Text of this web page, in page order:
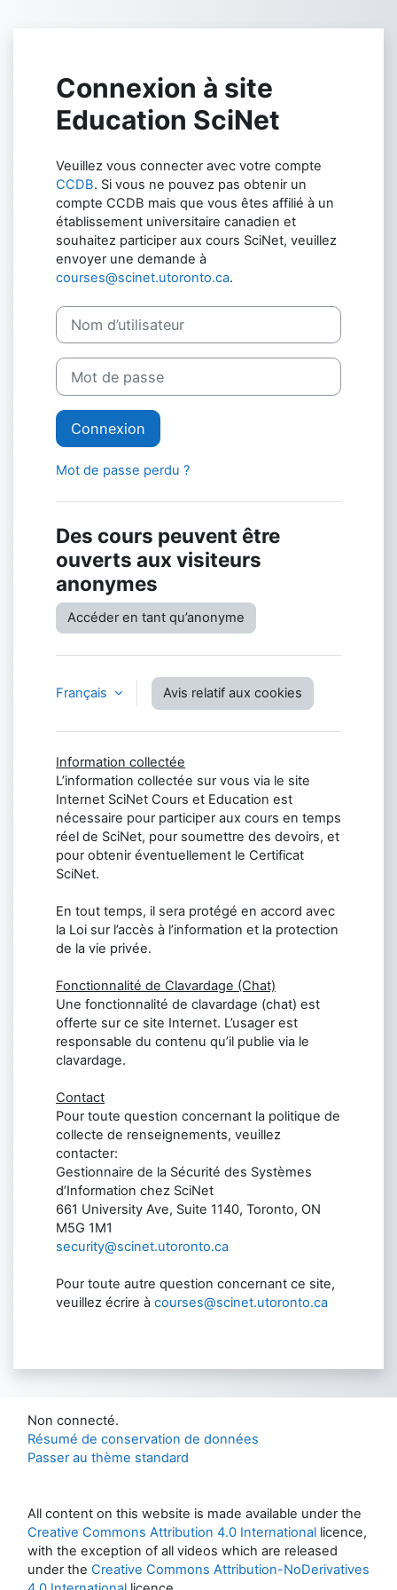
Connexion à site
Education SciNet
Veuillez vous connecter avec votre compte
CCDB. Si vous ne pouvez pas obtenir un
compte CCDB mais que vous êtes affilié à un
établissement universitaire canadien et
souhaitez participer aux cours SciNet, veuillez
envoyer une demande à
courses@scinet.utoronto.ca.
Nom d’utilisateur
Mot de passe
Connexion
Mot de passe perdu ?
Des cours peuvent être
ouverts aux visiteurs
anonymes
Accéder en tant qu’anonyme
Français Avis relatif aux cookies
Information collectée
L’information collectée sur vous via le site
Internet SciNet Cours et Education est
nécessaire pour participer aux cours en temps
réel de SciNet, pour soumettre des devoirs, et
pour obtenir éventuellement le Certificat
SciNet.
En tout temps, il sera protégé en accord avec
la Loi sur l’accès à l’information et la protection
de la vie privée.
Fonctionnalité de Clavardage (Chat)
Une fonctionnalité de clavardage (chat) est
offerte sur ce site Internet. L’usager est
responsable du contenu qu’il publie via le
clavardage.
Contact
Pour toute question concernant la politique de
collecte de renseignements, veuillez
contacter:
Gestionnaire de la Sécurité des Systèmes
d’Information chez SciNet
661 University Ave, Suite 1140, Toronto, ON
M5G 1M1
security@scinet.utoronto.ca
Pour toute autre question concernant ce site,
veuillez écrire à courses@scinet.utoronto.ca
Non connecté.
Résumé de conservation de données
Passer au thème standard
All content on this website is made available under the
Creative Commons Attribution 4.0 International licence,
with the exception of all videos which are released
under the Creative Commons Attribution-NoDerivatives